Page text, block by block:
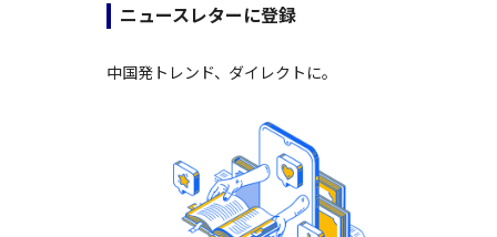
ニュースレターに登録
中国発トレンド、ダイレクトに。